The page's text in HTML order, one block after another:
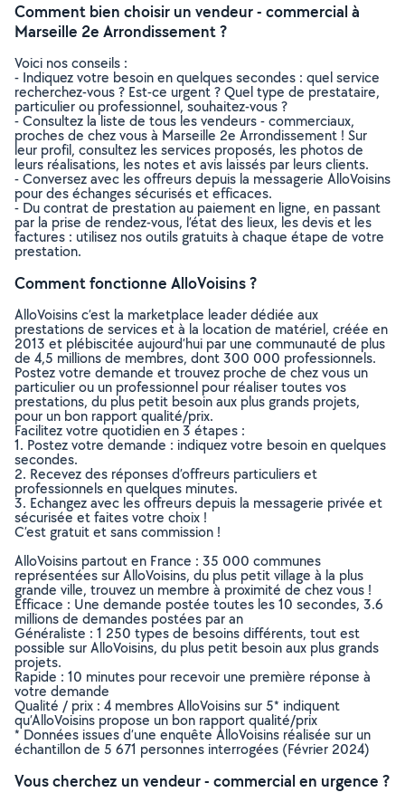
Comment bien choisir un vendeur - commercial à
Marseille 2e Arrondissement ?
Voici nos conseils :
- Indiquez votre besoin en quelques secondes : quel service
recherchez-vous ? Est-ce urgent ? Quel type de prestataire,
particulier ou professionnel, souhaitez-vous ?
- Consultez la liste de tous les vendeurs - commerciaux,
proches de chez vous à Marseille 2e Arrondissement ! Sur
leur profil, consultez les services proposés, les photos de
leurs réalisations, les notes et avis laissés par leurs clients.
- Conversez avec les offreurs depuis la messagerie AlloVoisins
pour des échanges sécurisés et efficaces.
- Du contrat de prestation au paiement en ligne, en passant
par la prise de rendez-vous, l’état des lieux, les devis et les
factures : utilisez nos outils gratuits à chaque étape de votre
prestation.
Comment fonctionne AlloVoisins ?
AlloVoisins c’est la marketplace leader dédiée aux
prestations de services et à la location de matériel, créée en
2013 et plébiscitée aujourd’hui par une communauté de plus
de 4,5 millions de membres, dont 300 000 professionnels.
Postez votre demande et trouvez proche de chez vous un
particulier ou un professionnel pour réaliser toutes vos
prestations, du plus petit besoin aux plus grands projets,
pour un bon rapport qualité/prix.
Facilitez votre quotidien en 3 étapes :
1. Postez votre demande : indiquez votre besoin en quelques
secondes.
2. Recevez des réponses d’offreurs particuliers et
professionnels en quelques minutes.
3. Echangez avec les offreurs depuis la messagerie privée et
sécurisée et faites votre choix !
C’est gratuit et sans commission !
AlloVoisins partout en France : 35 000 communes
représentées sur AlloVoisins, du plus petit village à la plus
grande ville, trouvez un membre à proximité de chez vous !
Efficace : Une demande postée toutes les 10 secondes, 3.6
millions de demandes postées par an
Généraliste : 1 250 types de besoins différents, tout est
possible sur AlloVoisins, du plus petit besoin aux plus grands
projets.
Rapide : 10 minutes pour recevoir une première réponse à
votre demande
Qualité / prix : 4 membres AlloVoisins sur 5* indiquent
qu’AlloVoisins propose un bon rapport qualité/prix
* Données issues d’une enquête AlloVoisins réalisée sur un
échantillon de 5 671 personnes interrogées (Février 2024)
Vous cherchez un vendeur - commercial en urgence ?